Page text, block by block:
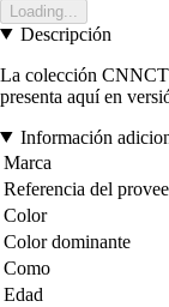
Loading...
Descripción
La colección CNNCT
presenta aquí en
Información
Marca
Referencia del
Color
Color dominante
Como
Edad